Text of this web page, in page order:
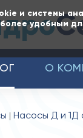
и системы
удобным
О
Насосы Д и 1Д